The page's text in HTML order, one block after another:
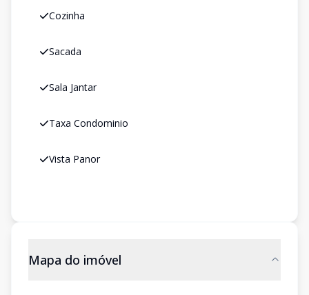
Cozinha
Sacada
Sala Jantar
Taxa Condominio
Vista Panor
Mapa do imóvel